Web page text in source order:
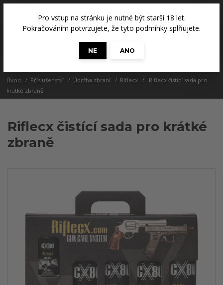
Pro vstup na stránku je nutné být starší 18 let.
Pokračováním potvrzujete, že tyto podmínky splňujete.
NE
ANO
0 Kč
Úvod Příslušenství Údržba zbraní Riflecx
Riflecx čistící sada pro
krátké zbraně
Riflecx čistící sada pro krátké
zbraně